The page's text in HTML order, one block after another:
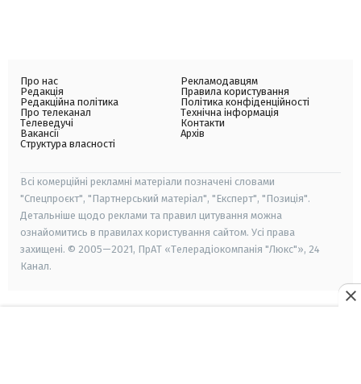
Про нас
Редакція
Редакційна політика
Про телеканал
Телеведучі
Вакансії
Структура власності
Рекламодавцям
Правила користування
Політика конфіденційності
Технічна інформація
Контакти
Архів
Всі комерційні рекламні матеріали позначені словами
"Спецпроєкт", "Партнерський матеріал", "Експерт", "Позиція".
Детальніше щодо реклами та правил цитування можна
ознайомитись в правилах користування сайтом. Усі права
захищені. © 2005—2021, ПрАТ «Телерадіокомпанія "Люкс"», 24
Канал.